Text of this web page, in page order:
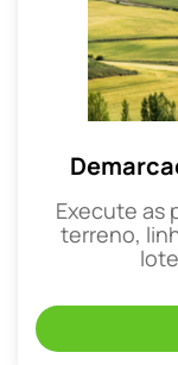
Execute as
terreno,